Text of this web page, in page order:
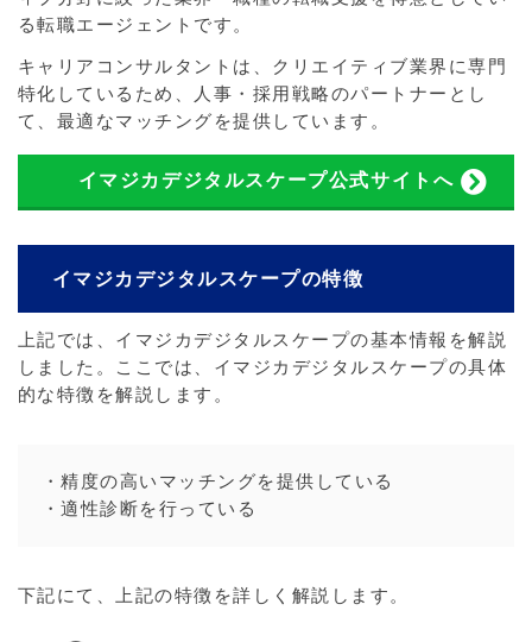
る転職エージェントです。
キャリアコンサルタントは、クリエイティブ業界に専門
特化しているため、人事・採用戦略のパートナーとし
て、最適なマッチングを提供しています。
イマジカデジタルスケープ公式サイトへ
イマジカデジタルスケープの特徴
上記では、イマジカデジタルスケープの基本情報を解説
しました。ここでは、イマジカデジタルスケープの具体
的な特徴を解説します。
・精度の高いマッチングを提供している
・適性診断を行っている
下記にて、上記の特徴を詳しく解説します。